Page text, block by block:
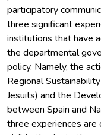
participatory
three significant
institutions that have
the departmental
policy. Namely, the
Regional
Jesuits) and the
between Spain and
three experiences